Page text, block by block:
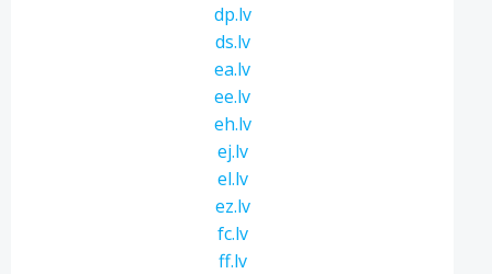
dp.lv
ds.lv
ea.lv
ee.lv
eh.lv
ej.lv
el.lv
ez.lv
fc.lv
ff.lv